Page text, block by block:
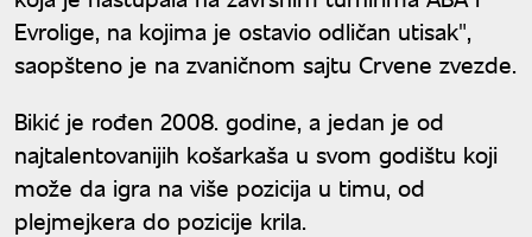
Evrolige, na kojima je ostavio odličan utisak",
saopšteno je na zvaničnom sajtu Crvene zvezde.
Bikić je rođen 2008. godine, a jedan je od
najtalentovanijih košarkaša u svom godištu koji
može da igra na više pozicija u timu, od
plejmejkera do pozicije krila.